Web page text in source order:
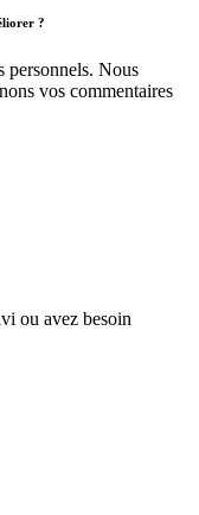
?
personnels. Nous
vos commentaires
ou avez besoin